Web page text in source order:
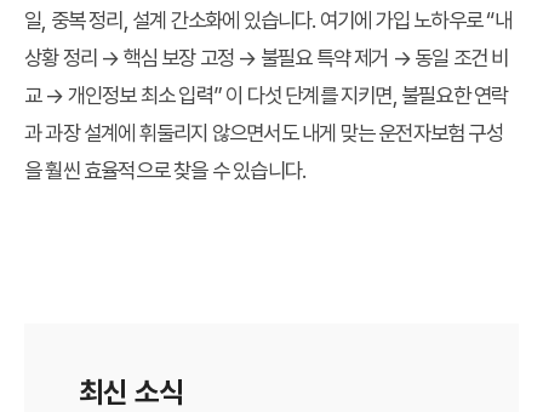
일, 중복 정리, 설계 간소화에 있습니다. 여기에 가입 노하우로 “내
상황 정리 → 핵심 보장 고정 → 불필요 특약 제거 → 동일 조건 비
교 → 개인정보 최소 입력” 이 다섯 단계를 지키면, 불필요한 연락
과 과장 설계에 휘둘리지 않으면서도 내게 맞는 운전자보험 구성
을 훨씬 효율적으로 찾을 수 있습니다.
최신 소식